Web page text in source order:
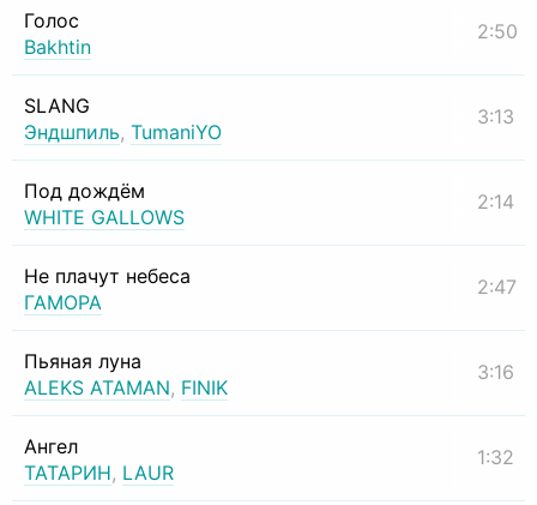
Голос
Bakhtin
2:50
SLANG
Эндшпиль, TumaniYO
3:13
Под дождём
WHITE GALLOWS
2:14
Не плачут небеса
ГАМОРА
2:47
Пьяная луна
ALEKS ATAMAN, FINIK
3:16
Ангел
ТАТАРИН, LAUR
1:32